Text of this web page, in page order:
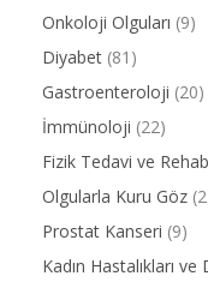
Onkoloji Olguları (9)
Diyabet (81)
Gastroenteroloji (20)
İmmünoloji (22)
Fizik Tedavi ve
Olgularla Kuru Göz
Prostat Kanseri (9)
Kadın Hastalıkları